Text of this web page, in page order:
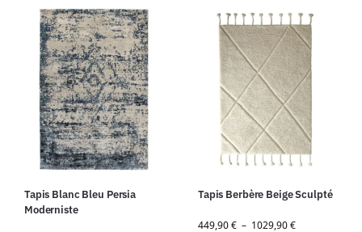
Tapis Blanc Bleu Persia
Moderniste
Tapis Berbère Beige Sculpté
449,90€ – 1029,90€